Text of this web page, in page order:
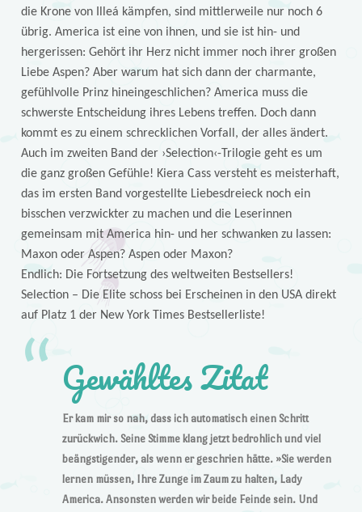
die Krone von Illeá kämpfen, sind mittlerweile nur noch 6
übrig. America ist eine von ihnen, und sie ist hin- und
hergerissen: Gehört ihr Herz nicht immer noch ihrer großen
Liebe Aspen? Aber warum hat sich dann der charmante,
gefühlvolle Prinz hineingeschlichen? America muss die
schwerste Entscheidung ihres Lebens treffen. Doch dann
kommt es zu einem schrecklichen Vorfall, der alles ändert.
Auch im zweiten Band der ›Selection‹-Trilogie geht es um
die ganz großen Gefühle! Kiera Cass versteht es meisterhaft,
das im ersten Band vorgestellte Liebesdreieck noch ein
bisschen verzwickter zu machen und die Leserinnen
gemeinsam mit America hin- und her schwanken zu lassen:
Maxon oder Aspen? Aspen oder Maxon?
Endlich: Die Fortsetzung des weltweiten Bestsellers!
Selection – Die Elite schoss bei Erscheinen in den USA direkt
auf Platz 1 der New York Times Bestsellerliste!
Gewähltes Zitat
Er kam mir so nah, dass ich automatisch einen Schritt
zurückwich. Seine Stimme klang jetzt bedrohlich und viel
beängstigender, als wenn er geschrien hätte. »Sie werden
lernen müssen, Ihre Zunge im Zaum zu halten, Lady
America. Ansonsten werden wir beide Feinde sein. Und